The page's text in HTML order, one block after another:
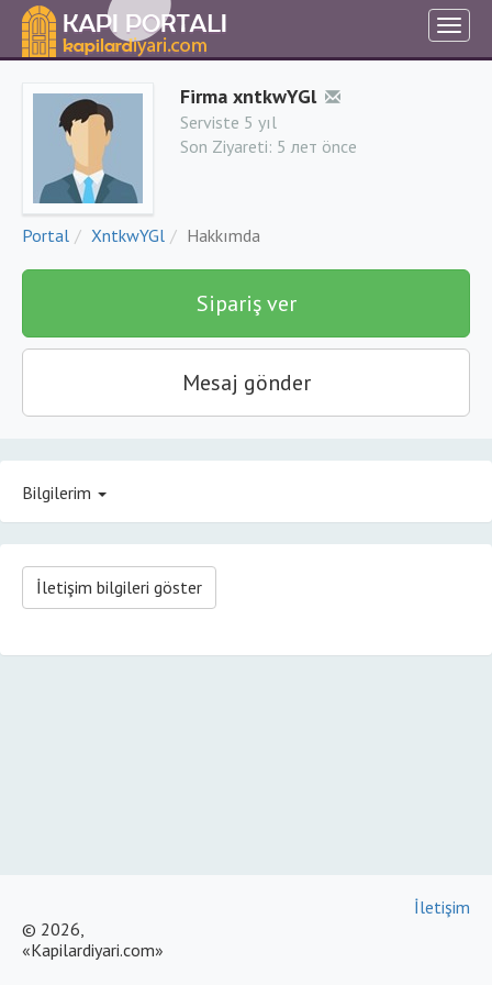
Firma xntkwYGl
Serviste 5 yıl
Son Ziyareti: 5 лет önce
Portal XntkwYGl Hakkımda
Sipariş ver
Mesaj gönder
Bilgilerim
İletişim bilgileri göster
© 2026,
«Kapilardiyari.com»
İletişim